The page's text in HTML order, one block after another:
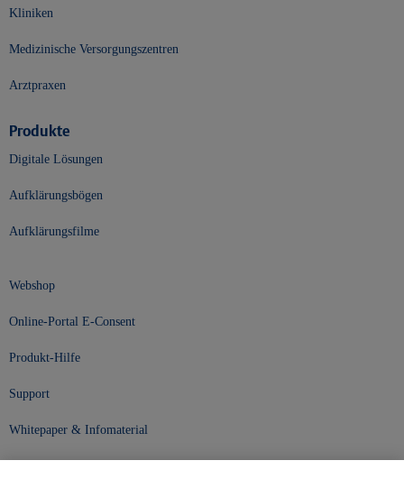
Kliniken
Medizinische Versorgungszentren
Arztpraxen
Produkte
Digitale Lösungen
Aufklärungsbögen
Aufklärungsfilme
Webshop
Online-Portal E-Consent
Produkt-Hilfe
Support
Whitepaper & Infomaterial